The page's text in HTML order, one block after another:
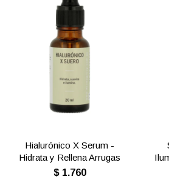
Hialurónico X Serum -
Hidrata y Rellena Arrugas
$ 1.760